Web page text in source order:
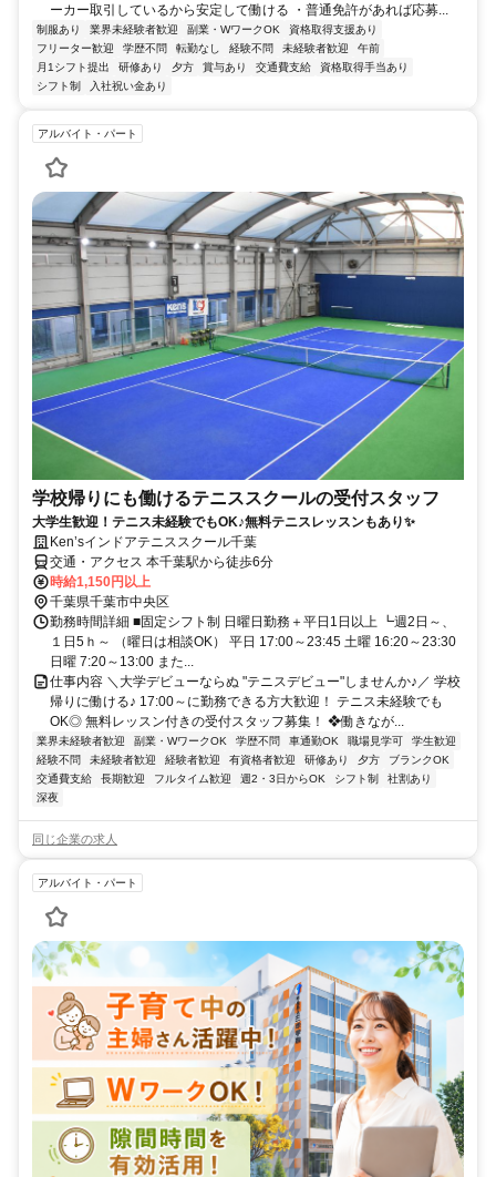
ーカー取引しているから安定して働ける ・普通免許があれば応募...
制服あり 業界未経験者歓迎 副業・WワークOK
資格取得支援あり
フリーター歓迎
学歴不問 転勤なし 経験不問 未経験者歓迎
午前
月1シフト提出
研修あり 夕方 賞与あり 交通費支給
資格取得手当あり
シフト制
入社祝い金あり
アルバイト・パート
学校帰りにも働けるテニススクールの受付スタッフ
大学生歓迎！テニス未経験でもOK♪無料テニスレッスンもあり✨
Ken’sインドアテニススクール千葉
交通・アクセス 本千葉駅から徒歩6分
時給1,150円以上
千葉県千葉市中央区
勤務時間詳細 ■固定シフト制 日曜日勤務＋平日1日以上 ┗週2日～、
１日5ｈ～ （曜日は相談OK） 平日 17:00～23:45 土曜 16:20～23:30
日曜 7:20～13:00 また...
仕事内容 ＼大学デビューならぬ "テニスデビュー"しませんか♪／ 学校
帰りに働ける♪ 17:00～に勤務できる方大歓迎！ テニス未経験でも
OK◎ 無料レッスン付きの受付スタッフ募集！ ❖働きなが...
業界未経験者歓迎 副業・WワークOK 学歴不問 車通勤OK 職場見学可
学生歓迎
経験不問
未経験者歓迎 経験者歓迎 有資格者歓迎 研修あり 夕方
ブランクOK
交通費支給
長期歓迎 フルタイム歓迎 週2・3日からOK シフト制
社割あり
深夜
同じ企業の求人
アルバイト・パート